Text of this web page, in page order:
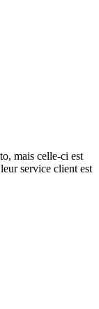
mais celle-ci est
service client est